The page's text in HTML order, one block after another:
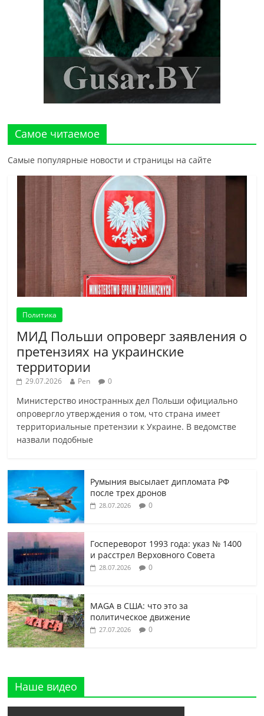
Самое читаемое
Самые популярные новости и страницы на сайте
Политика
МИД Польши опроверг заявления о
претензиях на украинские
территории
29.07.2026 Pen 0
Министерство иностранных дел Польши официально
опровергло утверждения о том, что страна имеет
территориальные претензии к Украине. В ведомстве
назвали подобные
Румыния высылает дипломата РФ
после трех дронов
28.07.2026 0
Госпереворот 1993 года: указ № 1400
и расстрел Верховного Совета
28.07.2026 0
MAGA в США: что это за
политическое движение
27.07.2026 0
Наше видео